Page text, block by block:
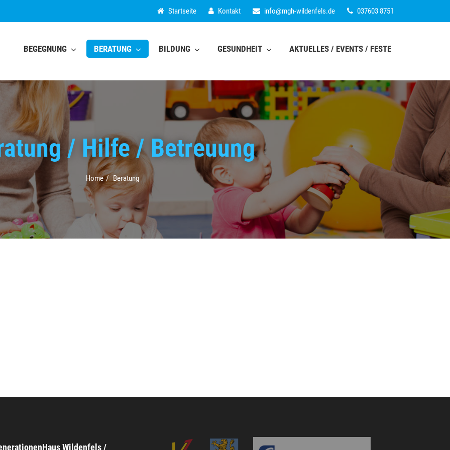
Startseite Kontakt info@mgh-wildenfels.de 037603 8751
BEGEGNUNG BERATUNG BILDUNG GESUNDHEIT AKTUELLES / EVENTS / FESTE
/ Hilfe / Betreuung
Home Beratung
Wildenfels /